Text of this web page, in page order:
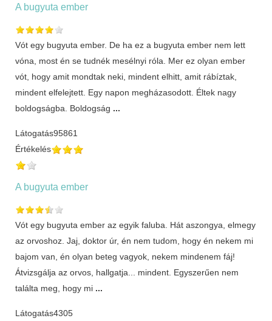
A bugyuta ember
Vót egy bugyuta ember. De ha ez a bugyuta ember nem lett
vóna, most én se tudnék mesélnyi róla. Mer ez olyan ember
vót, hogy amit mondtak neki, mindent elhitt, amit rábíztak,
mindent elfelejtett. Egy napon megházasodott. Éltek nagy
boldogságba. Boldogság ...
Látogatás95861
Értékelés
A bugyuta ember
Vót egy bugyuta ember az egyik faluba. Hát aszongya, elmegy
az orvoshoz. Jaj, doktor úr, én nem tudom, hogy én nekem mi
bajom van, én olyan beteg vagyok, nekem mindenem fáj!
Átvizsgálja az orvos, hallgatja... mindent. Egyszerűen nem
találta meg, hogy mi ...
Látogatás4305